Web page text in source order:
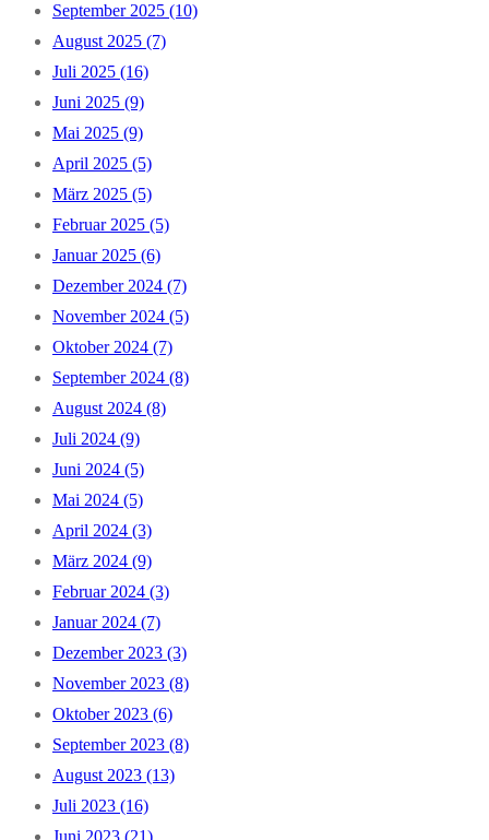
September 2025 (10)
August 2025 (7)
Juli 2025 (16)
Juni 2025 (9)
Mai 2025 (9)
April 2025 (5)
März 2025 (5)
Februar 2025 (5)
Januar 2025 (6)
Dezember 2024 (7)
November 2024 (5)
Oktober 2024 (7)
September 2024 (8)
August 2024 (8)
Juli 2024 (9)
Juni 2024 (5)
Mai 2024 (5)
April 2024 (3)
März 2024 (9)
Februar 2024 (3)
Januar 2024 (7)
Dezember 2023 (3)
November 2023 (8)
Oktober 2023 (6)
September 2023 (8)
August 2023 (13)
Juli 2023 (16)
Juni 2023 (21)